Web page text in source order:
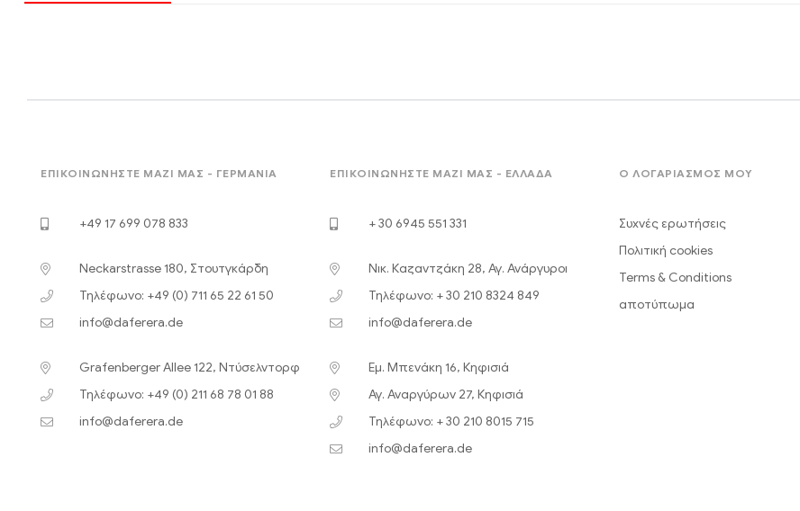
ΕΠΙΚΟΙΝΩΝΉΣΤΕ ΜΑΖΊ ΜΑΣ - ΓΕΡΜΑΝΊΑ
+49 17 699 078 833
Neckarstrasse 180, Στουτγκάρδη
Τηλέφωνο: +49 (0) 711 65 22 61 50
info@daferera.de
Grafenberger Allee 122, Ντύσελντορφ
Τηλέφωνο: +49 (0) 211 68 78 01 88
info@daferera.de
ΕΠΙΚΟΙΝΩΝΉΣΤΕ ΜΑΖΊ ΜΑΣ - ΕΛΛΆΔΑ
+ 30 6945 551 331
Νικ. Καζαντζάκη 28, Αγ. Ανάργυροι
Τηλέφωνο: + 30 210 8324 849
info@daferera.de
Εμ. Μπενάκη 16, Κηφισιά
Αγ. Αναργύρων 27, Κηφισιά
Τηλέφωνο: + 30 210 8015 715
info@daferera.de
Ο ΛΟΓΑΡΙΑΣΜΟΣ ΜΟΥ
Συχνές ερωτήσεις
Πολιτική cookies
Terms & Conditions
αποτύπωμα